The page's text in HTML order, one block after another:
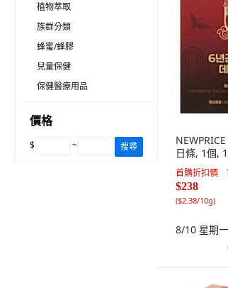
植物萃取
族群分類
蜂蜜/蜂膠
兒童保健
保健醫療用品
價格
$ ~ 搜尋
日條, 1個,
首購折扣價
$238
($2.38/10g)
8/10 星期一